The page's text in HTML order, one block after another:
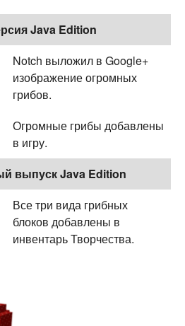
Java Edition
Notch выложил в Google+
изображение огромных
грибов.
Огромные грибы добавлены
в игру.
выпуск Java Edition
Все три вида грибных
блоков добавлены в
инвентарь Творчества.